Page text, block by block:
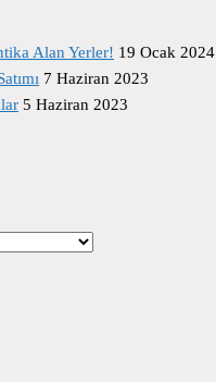
Alan Yerler! 19 Ocak 2024
7 Haziran 2023
5 Haziran 2023